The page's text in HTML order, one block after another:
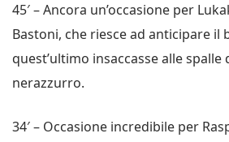
45′ – Ancora un’occasione per
Bastoni, che riesce ad anticipare il
quest’ultimo insaccasse alle
nerazzurro.
34′ – Occasione incredibile per